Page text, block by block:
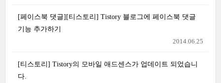
[페이스북 댓글][티스토리] Tistory 블로그에 페이스북 댓글
기능 추가하기
2014.06.25
[티스토리] Tistory의 모바일 애드센스가 업데이트 되었습니
다.